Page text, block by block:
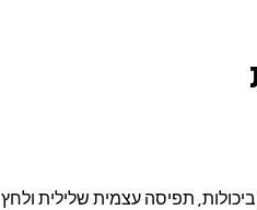
תפיסה עצמית שלילית ולחץ